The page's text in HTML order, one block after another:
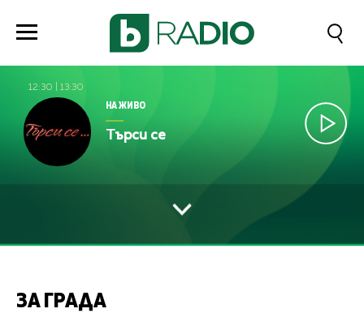
12:30 13:30
НА ЖИВО
Търси се
ЗА ГРАДА